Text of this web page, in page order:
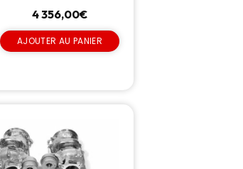
4 356,00€
AJOUTER AU PANIER